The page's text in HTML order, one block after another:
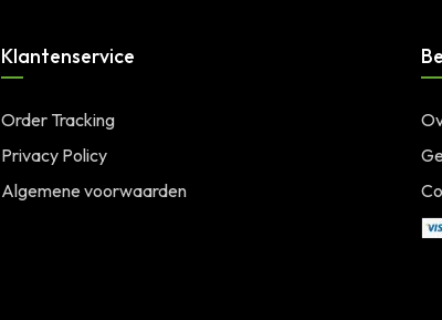
Klantenservice
Order Tracking
Privacy Policy
Algemene voorwaarden